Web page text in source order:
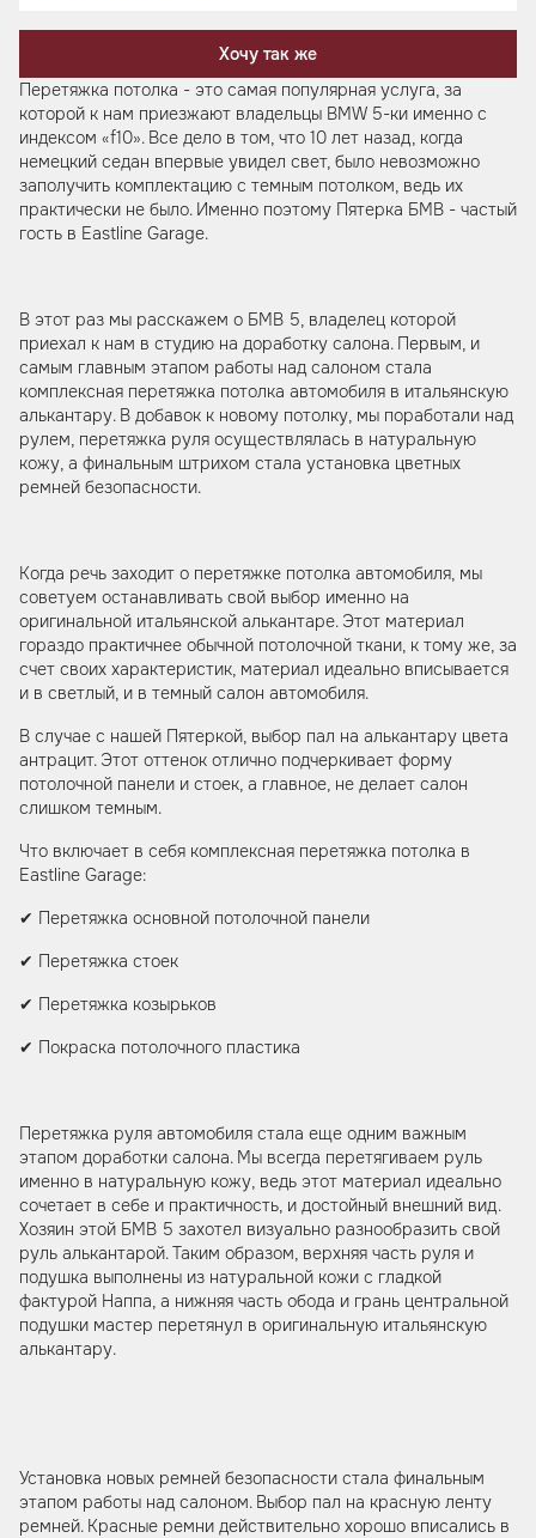
Хочу так же
Перетяжка потолка - это самая популярная услуга, за
которой к нам приезжают владельцы BMW 5-ки именно с
индексом «f10». Все дело в том, что 10 лет назад, когда
немецкий седан впервые увидел свет, было невозможно
заполучить комплектацию с темным потолком, ведь их
практически не было. Именно поэтому Пятерка БМВ - частый
гость в Eastline Garage.
В этот раз мы расскажем о БМВ 5, владелец которой
приехал к нам в студию на доработку салона. Первым, и
самым главным этапом работы над салоном стала
комплексная перетяжка потолка автомобиля в итальянскую
алькантару. В добавок к новому потолку, мы поработали над
рулем, перетяжка руля осуществлялась в натуральную
кожу, а финальным штрихом стала установка цветных
ремней безопасности.
Когда речь заходит о перетяжке потолка автомобиля, мы
советуем останавливать свой выбор именно на
оригинальной итальянской алькантаре. Этот материал
гораздо практичнее обычной потолочной ткани, к тому же, за
счет своих характеристик, материал идеально вписывается
и в светлый, и в темный салон автомобиля.
В случае с нашей Пятеркой, выбор пал на алькантару цвета
антрацит. Этот оттенок отлично подчеркивает форму
потолочной панели и стоек, а главное, не делает салон
слишком темным.
Что включает в себя комплексная перетяжка потолка в
Eastline Garage:
✔︎ Перетяжка основной потолочной панели
✔︎ Перетяжка стоек
✔︎ Перетяжка козырьков
✔︎ Покраска потолочного пластика
Перетяжка руля автомобиля стала еще одним важным
этапом доработки салона. Мы всегда перетягиваем руль
именно в натуральную кожу, ведь этот материал идеально
сочетает в себе и практичность, и достойный внешний вид.
Хозяин этой БМВ 5 захотел визуально разнообразить свой
руль алькантарой. Таким образом, верхняя часть руля и
подушка выполнены из натуральной кожи с гладкой
фактурой Наппа, а нижняя часть обода и грань центральной
подушки мастер перетянул в оригинальную итальянскую
алькантару.
Установка новых ремней безопасности стала финальным
этапом работы над салоном. Выбор пал на красную ленту
ремней. Красные ремни действительно хорошо вписались в